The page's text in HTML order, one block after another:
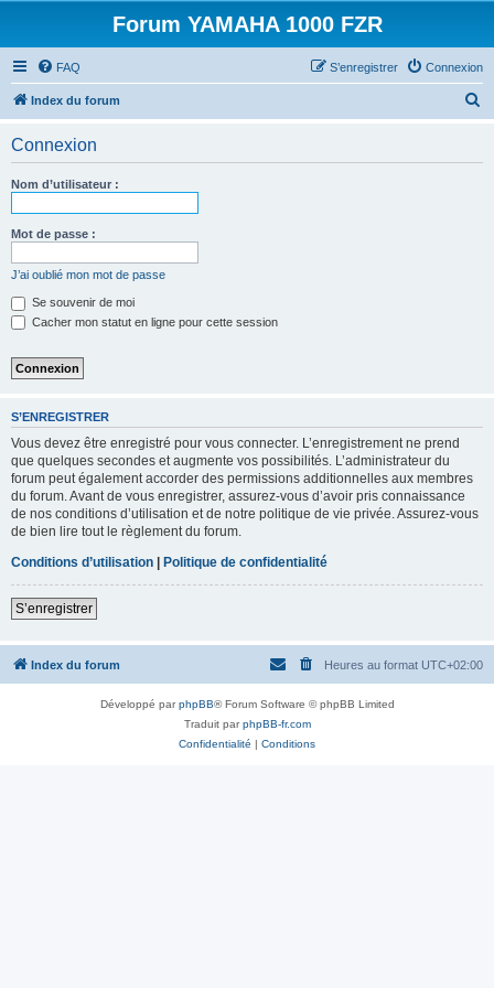
Forum YAMAHA 1000 FZR
FAQ Connexion
S’enregistrer
Index du forum
Connexion
Nom d’utilisateur :
Mot de passe :
J’ai oublié mon mot de passe
Se souvenir de moi
Cacher mon statut en ligne pour cette session
S’ENREGISTRER
Vous devez être enregistré pour vous connecter. L’enregistrement ne prend
que quelques secondes et augmente vos possibilités. L’administrateur du
forum peut également accorder des permissions additionnelles aux membres
du forum. Avant de vous enregistrer, assurez-vous d’avoir pris connaissance
de nos conditions d’utilisation et de notre politique de vie privée. Assurez-vous
de bien lire tout le règlement du forum.
Conditions d’utilisation | Politique de confidentialité
S’enregistrer
Index du forum Heures au format UTC+02:00
Développé parphpBB® Forum Software © phpBB Limited
Traduit parphpBB-fr.com
Confidentialité | Conditions